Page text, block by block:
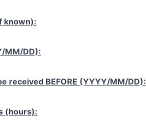
known):
MM/DD):
received BEFORE (YYYY/MM/DD):
(hours):